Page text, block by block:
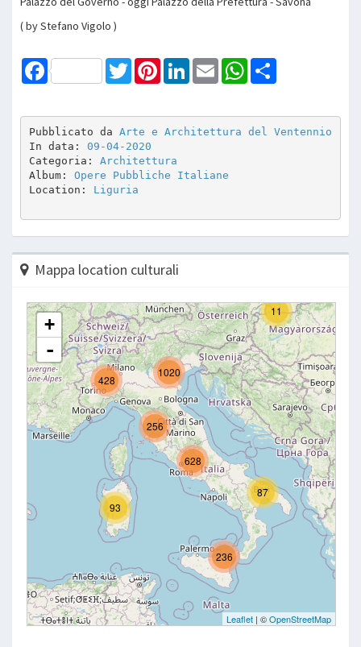
( by Stefano Vigolo )
Facebook TwitterPinterestLinkedInEmail WhatsApp
Pubblicato da Arte e Architettura del Ventennio
In data: 09-04-2020
Categoria: Architettura
Album: Opere Pubbliche Italiane
Location: Liguria
Mappa location culturali